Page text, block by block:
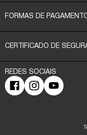
FORMAS DE
CERTIFICADO DE